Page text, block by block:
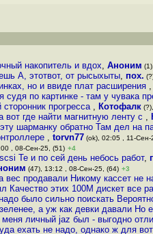
накопитель и вдох, Аноним
А, этотвот, от рысыхыты, пох.
но и ввиде плат расширения ,
по картинке - там у чувака
прогресса , Котофалк
где найти магнитную ленту с ,
шарманку обратно Там дел на
, torvn77 (ok), 02:05 , 11-Сен-
, 08-Сен-25, (51) +4
Те и по сей день небось работ,
(47), 13:12 , 08-Сен-25, (64) +3
вес продавали Никому кассет не
Качество этих 100М дискет все
было сильно поискать
а уж как девки давали Но
личный jaz был - выгодно
ехать не надо, однако ж для вот